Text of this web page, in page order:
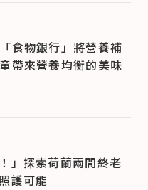
食物銀行」將營養補
帶來營養均衡的美味
」探索荷蘭兩間終老
護可能